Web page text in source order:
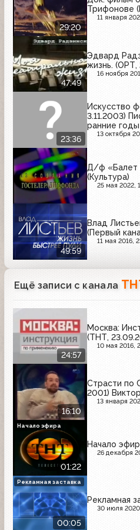
29:20
Трифонове
11 января
47:49
Эдвард
жизнь. (ОРТ,
16 ноября
23:36
Искусство
3.11.2003)
ранние годы
13 октября
Д/ф «Балет
(Культура)
25 мая 2022,
49:59
Влад
(Первый
11 мая 2016,
Ещё записи с канала
24:57
Москва:
(ТНТ,
10 мая 2016,
16:10
Страсти по
2001)
13 января
01:22
Начало
26 декабря
Начало эфира
00:05
Рекламная
30 июля
Рекламная заставка